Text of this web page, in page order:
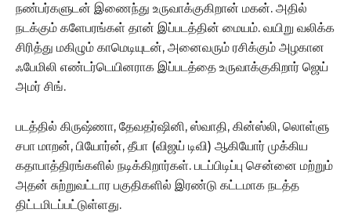
நண்பர்களுடன் இணைந்து உருவாக்குகிறான் மகன். அதில்
நடக்கும் களேபரங்கள் தான் இப்படத்தின் மையம். வயிறு வலிக்க
சிரித்து மகிழும் காமெடியுடன், அனைவரும் ரசிக்கும் அழகான
ஃபேமிலி எண்டர்டெயினராக இப்படத்தை உருவாக்குகிறார் ஜெய்
அமர் சிங்.
படத்தில் கிருஷ்ணா, தேவதர்ஷினி, ஸ்வாதி, கின்ஸ்லி, லொள்ளு
சபா மாறன், பியோர்ன், தீபா (விஜய் டிவி) ஆகியோர் முக்கிய
கதாபாத்திரங்களில் நடிக்கிறார்கள். படப்பிடிப்பு சென்னை மற்றும்
அதன் சுற்றுவட்டார பகுதிகளில் இரண்டு கட்டமாக நடத்த
திட்டமிடப்பட்டுள்ளது.